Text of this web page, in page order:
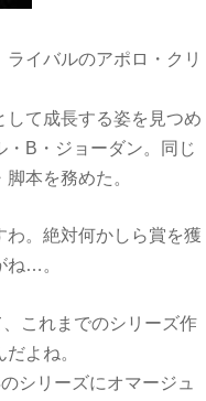
イバルのアポロ・クリ
て成長する姿を見つめ
B・ジョーダン。同じ
本を務めた。
。絶対何かしら賞を獲
ね…。
これまでのシリーズ作
よね。
シリーズにオマージュ